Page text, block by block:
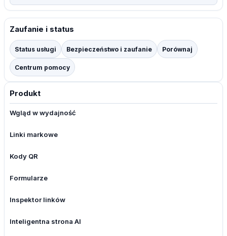
Zaufanie i status
Status usługi Bezpieczeństwo i zaufanie Porównaj
Centrum pomocy
Produkt
Wgląd w wydajność
Linki markowe
Kody QR
Formularze
Inspektor linków
Inteligentna strona AI